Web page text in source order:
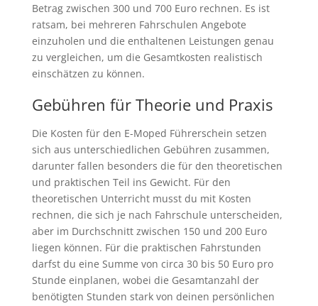
Betrag zwischen 300 und 700 Euro rechnen. Es ist
ratsam, bei mehreren Fahrschulen Angebote
einzuholen und die enthaltenen Leistungen genau
zu vergleichen, um die Gesamtkosten realistisch
einschätzen zu können.
Gebühren für Theorie und Praxis
Die Kosten für den E-Moped Führerschein setzen
sich aus unterschiedlichen Gebühren zusammen,
darunter fallen besonders die für den theoretischen
und praktischen Teil ins Gewicht. Für den
theoretischen Unterricht musst du mit Kosten
rechnen, die sich je nach Fahrschule unterscheiden,
aber im Durchschnitt zwischen 150 und 200 Euro
liegen können. Für die praktischen Fahrstunden
darfst du eine Summe von circa 30 bis 50 Euro pro
Stunde einplanen, wobei die Gesamtanzahl der
benötigten Stunden stark von deinen persönlichen